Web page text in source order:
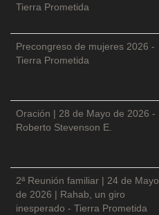
Tierra Prometida
Precongreso de mujeres 2026 -
Tierra Prometida
Oración | 28 de Mayo de 2026 -
Roberto Stevenson E.
2ª Reunión familiar | 24 de Mayo
de 2026 | Rahab, un giro
inesperado - Tierra Prometida